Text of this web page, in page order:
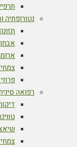
נטורופתיה
רפואה